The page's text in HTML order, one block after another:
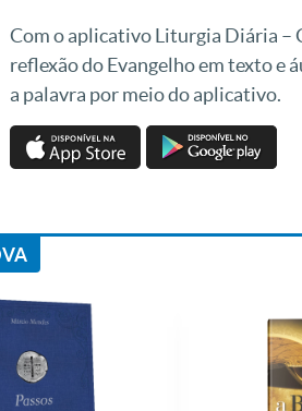
Com o aplicativo Liturgia Diária –
reflexão do Evangelho em texto e
a palavra por meio do aplicativo.